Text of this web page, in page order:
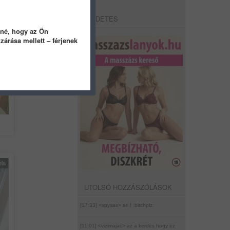
HIRDETES
UTOLSÓ HOZZÁSZÓLÁSOK
[17:33] <spysas> ari ! :bitchplz:
[11:01] <vizimajac> az a kerdes hogy ez
hogy az Ön
mellett – férjenek